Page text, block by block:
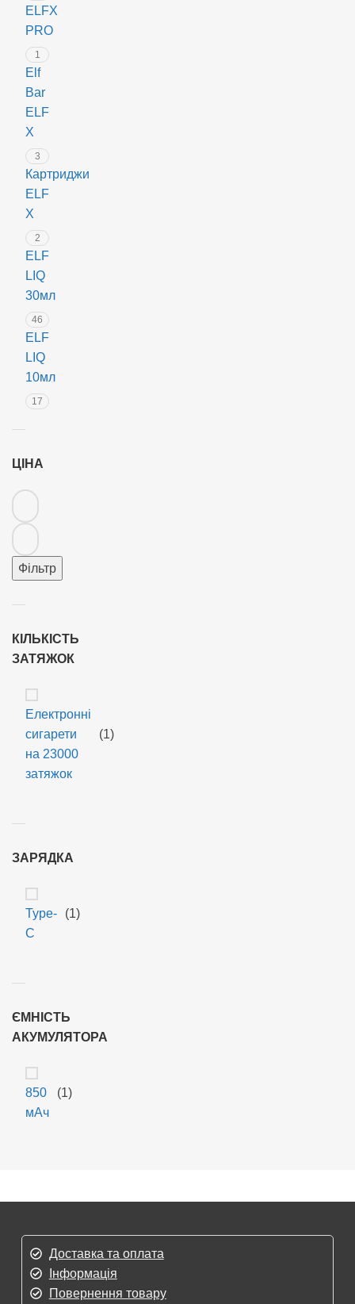
ELFX
PRO
1
Elf
Bar
ELF
X
3
Картриджи
ELF
X
2
ELF
LIQ
30мл
46
ELF
LIQ
10мл
17
ЦІНА
Фільтр
КІЛЬКІСТЬ
ЗАТЯЖОК
Електронні
сигарети
на 23000
затяжок
(1)
ЗАРЯДКА
Type-
C
(1)
ЄМНІСТЬ
АКУМУЛЯТОРА
850
мАч
(1)
Доставка та оплата
Інформація
Повернення товару